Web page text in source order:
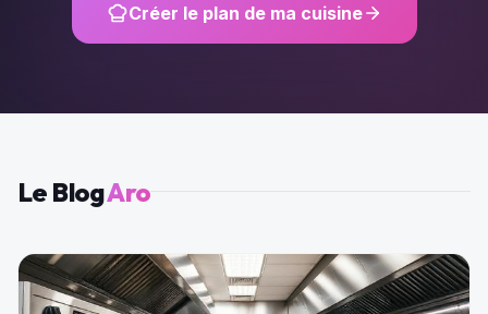
Créer le plan de ma cuisine
Le BlogAro